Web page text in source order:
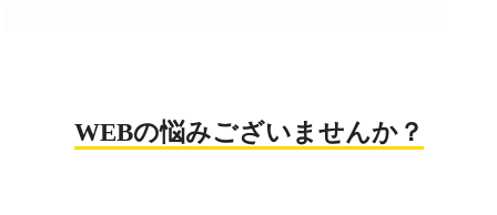
WEBの悩みございませんか？